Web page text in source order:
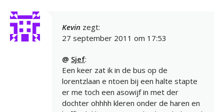
Kevin zegt:
27 september 2011 om 17:53
@ Sjef:
Een keer zat ik in de bus op de
lorentzlaan e ntoen bij een halte stapte
er me toch een asowijf in met der
dochter ohhhh kleren onder de haren en